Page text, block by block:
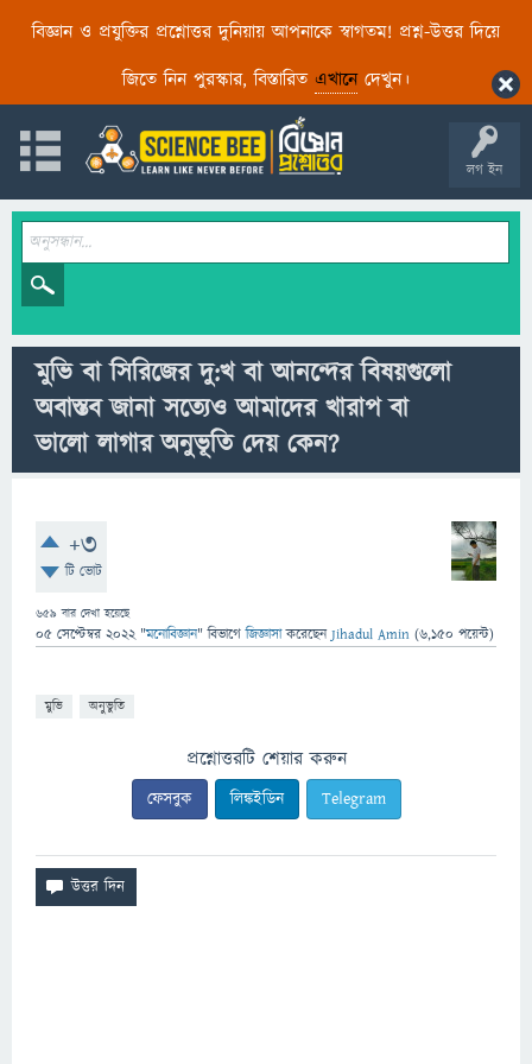
বিজ্ঞান ও প্রযুক্তির প্রশ্নোত্তর দুনিয়ায় আপনাকে স্বাগতম! প্রশ্ন-উত্তর দিয়ে
জিতে নিন পুরস্কার, বিস্তারিত এখানেদেখুন।
লগ ইন
মুভি বা সিরিজের দু:খ বা আনন্দের বিষয়গুলো
অবাস্তব জানা সত্যেও আমাদের খারাপ বা
ভালো লাগার অনুভূতি দেয় কেন?
+3
টি ভোট
659 বার দেখা হয়েছে
05 সেপ্টেম্বর 2022 "মনোবিজ্ঞান" বিভাগে জিজ্ঞাসাকরেছেনJihadul Amin (6,150 পয়েন্ট)
মুভি অনুভুতি
প্রশ্নোত্তরটি শেয়ার করুন
ফেসবুক লিঙ্কইডিন Telegram